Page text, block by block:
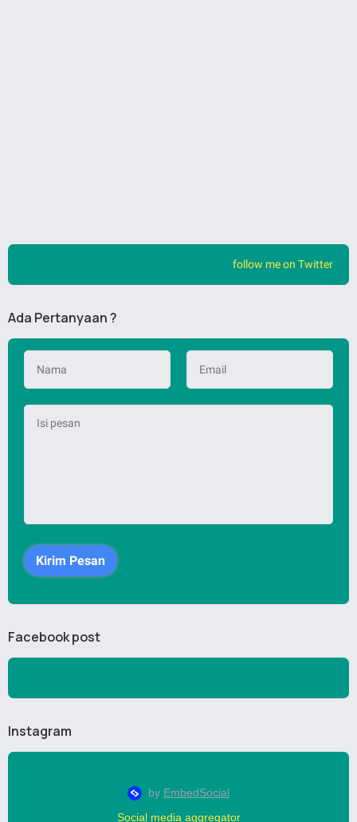
follow me on Twitter
Ada Pertanyaan ?
Facebook post
Instagram
Social media aggregator